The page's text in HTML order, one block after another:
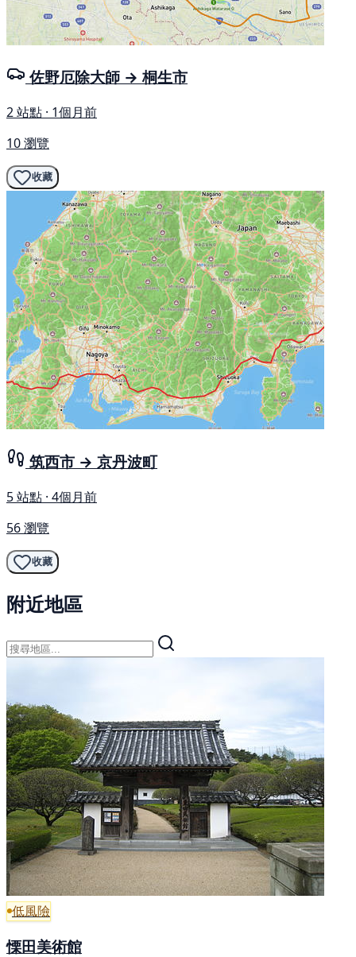
佐野厄除大師 → 桐生市
2 站點 · 1個月前
10 瀏覽
收藏
筑西市 → 京丹波町
5 站點 · 4個月前
56 瀏覽
收藏
附近地區
低風險
慄田美術館